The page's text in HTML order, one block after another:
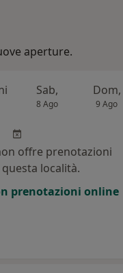
aperture.
Sab,
8 Ago
Dom,
9 Ago
offre prenotazioni
località.
prenotazioni online